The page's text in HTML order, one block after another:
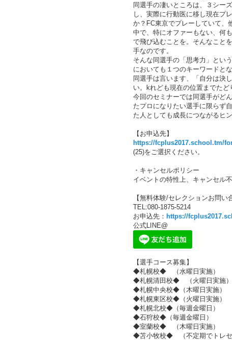
同選手の凄いところは、３シー
し、実際に行動医に移し現在プ
か？FC東京でプレーしていて、
中で、特にオファーもない、何
で飛び込むことを。そんなこと
手なのです。
そんな同選手の「思考力」とい
においても１つのキーワードとな
同選手は言います、「自分は決
い。kれども現在の位置までたど
今回のセミナーでは同選手がど
たプロになりたい選手に限らず
た人としても成長につながるヒ
【お申込先】
https://fcplus2017.school.tm/
(25)をご選択ください。
・キャンセルポリシー
イベントの特性上、キャンセル
【無料体験/セレクションお問い
TEL:080-1875-5214
お申込先： https://
公式LINE@
【選手コース募集】
◆札幌校◆ （水曜日実施）
◆札幌清田校◆ （火曜日実施）
◆札幌中央校◆（木曜日実施）
◆札幌東区校◆（火曜日実施）
◆札幌北校◆（毎週金曜日）
◆石狩校◆（毎週金曜日）
◆室蘭校◆ （木曜日実施）
◆苫小牧校◆ （不定期でトレセ